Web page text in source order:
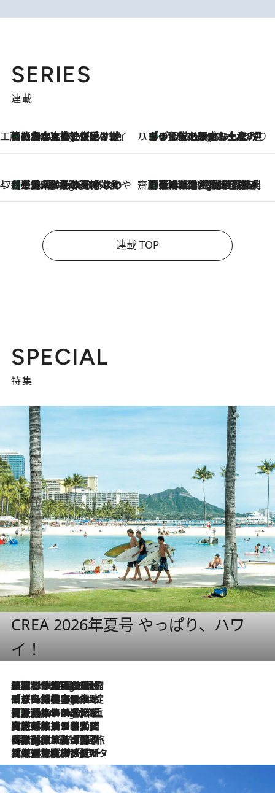
SERIES
連載
工藤まやのおもてなしハワイ
5 Hours Ago
【ハワイ土産】ローカルの絶大な支持で復活！ 絶品の幻クッキー《元ファンの日本人女性が受け継いだ名店》 ハワイ賢者 リサのお気に入りリスト5 Hours Ago
あの伝説の限定トートも！ リニューアルした「ディーン＆デルーカ ハワイ」で必須のお土産8選
47都道府県の手みやげ ひんやりスイーツで夏を満喫
5 Hours Ago
【三重県】この夏絶対食べたい 冷やしておいしいおやつ3選 お餅×アイスの新感覚スイーツ 齋藤 薫 美容脳ルネサンス
5 Hours Ago
「荷物が増えるほど旅ストレスは増す」美容ジャーナリストがたどり着いた最終結論。“化粧品を劇的に減らす”感動の凝縮美容とは
連載 TOP
SPECIAL
特集
CREA 2026年夏号 やっぱり、ハワ
イ！
5 Hours Ago
「荷物が増えるほど旅ストレスは増す」美容ジャーナリストがたどり着いた最終結論。“化粧品を劇的に減らす”感動の凝縮美容とは
5 Hours Ago
「旅先には金髪ウィッグを持参」日本と同じメイクでは損してる!? 美容ジャーナリストが提案する“掟破りの旅美容”とは
5 Hours Ago
【厳選旅コスメ】「身軽さ＆UV対策重視！」ヘアアーティストshucoが選んだ夏旅ベストコスメを発表【Mサイズジップ】
2026.8.5
【厳選旅コスメ】国内をあちこち移動する河井菜摘が選んだ夏旅ベストコスメ発表！「リラックスアイテムはマスト」【Mサイズジップ】
2026.8.4
【厳選旅コスメ】「紫外線＆乾燥対策しながらメイク感も！」ヘア＆メイクGeorgeが選んだ夏旅ベストコスメを発表！【Mサイズジップ】
2026.8.3
【厳選旅コスメ】「保湿もタイパ重視！」“サウナ好き”タレント清水みさとが愛用する夏旅ベストコスメを発表！【Mサイズジップ】